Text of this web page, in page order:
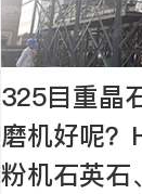
325目重晶
磨机好呢
粉机石英石